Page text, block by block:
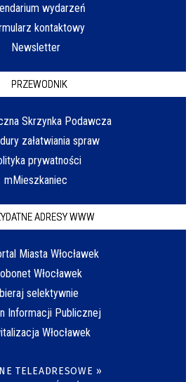
wydarzeń
kontaktowy
Newsletter
PRZEWODNIK
Skrzynka Podawcza
załatwiania spraw
prywatności
mMieszkaniec
ADRESY WWW
Miasta Włocławek
Włocławek
selektywnie
Informacji Publicznej
Włocławek
TELEADRESOWE »